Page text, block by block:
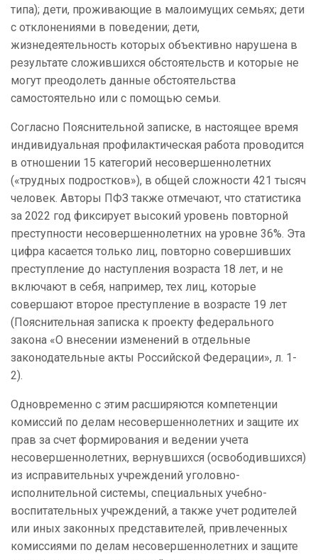
типа); дети, проживающие в малоимущих семьях; дети
с отклонениями в поведении; дети,
жизнедеятельность которых объективно нарушена в
результате сложившихся обстоятельств и которые не
могут преодолеть данные обстоятельства
самостоятельно или с помощью семьи.
Согласно Пояснительной записке, в настоящее время
индивидуальная профилактическая работа проводится
в отношении 15 категорий несовершеннолетних
(«трудных подростков»), в общей сложности 421 тысяч
человек. Авторы ПФЗ также отмечают, что статистика
за 2022 год фиксирует высокий уровень повторной
преступности несовершеннолетних на уровне 36%. Эта
цифра касается только лиц, повторно совершивших
преступление до наступления возраста 18 лет, и не
включают в себя, например, тех лиц, которые
совершают второе преступление в возрасте 19 лет
(Пояснительная записка к проекту федерального
закона «О внесении изменений в отдельные
законодательные акты Российской Федерации», л. 1-
2).
Одновременно с этим расширяются компетенции
комиссий по делам несовершеннолетних и защите их
прав за счет формирования и ведении учета
несовершеннолетних, вернувшихся (освободившихся)
из исправительных учреждений уголовно-
исполнительной системы, специальных учебно-
воспитательных учреждений, а также учет родителей
или иных законных представителей, привлеченных
комиссиями по делам несовершеннолетних и защите